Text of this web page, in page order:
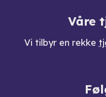
Våre
Vi tilbyr en rekke